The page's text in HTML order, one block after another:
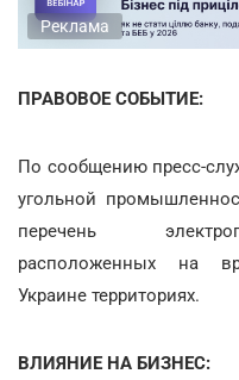
Реклама
ПРАВОВОЕ СОБЫТИЕ:
По сообщению пресс-
угольной
перечень
расположенных на
Украине территориях.
ВЛИЯНИЕ НА БИЗНЕС: